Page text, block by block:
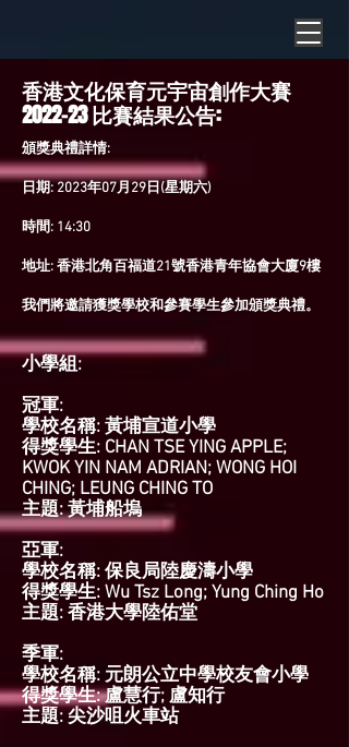
香港文化保育元宇宙創作大賽
2022-23 比賽結果公告:
頒獎典禮詳情:
日期: 2023年07月29日(星期六)
時間: 14:30
地址: 香港北角百福道21號香港青年協會大廈9樓
我們將邀請獲獎學校和參賽學生參加頒獎典禮。
小學組:
冠軍:
學校名稱: 黃埔宣道小學
得獎學生: CHAN TSE YING APPLE;
KWOK YIN NAM ADRIAN; WONG HOI
CHING; LEUNG CHING TO
主題: 黃埔船塢
亞軍:
學校名稱: 保良局陸慶濤小學
得獎學生: Wu Tsz Long; Yung Ching Ho
主題: 香港大學陸佑堂
季軍:
學校名稱: 元朗公立中學校友會小學
得獎學生: 盧慧行; 盧知行
主題: 尖沙咀火車站